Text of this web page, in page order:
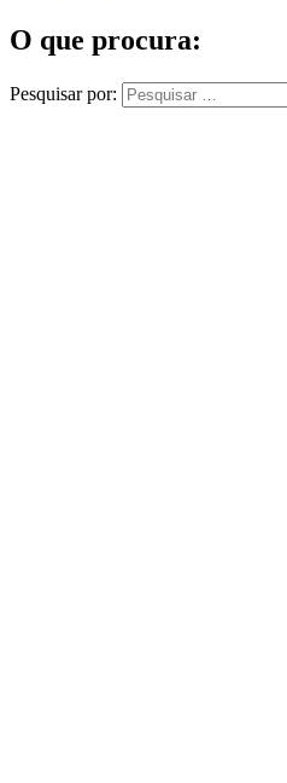
O que procura:
Pesquisar por: